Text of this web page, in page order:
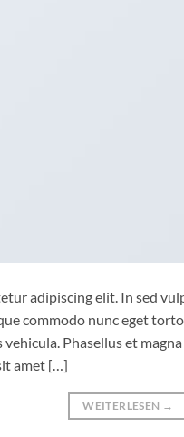
adipiscing elit. In sed
commodo nunc eget
Phasellus et
amet […]
WEITERLESEN →